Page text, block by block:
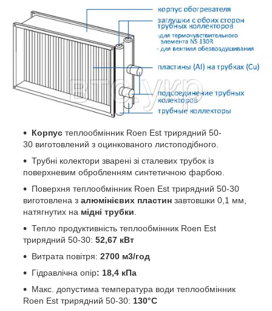
Корпус теплообмінник Roen Est трирядний 50-
30 виготовлений з оцинкованого листоподібного.
Трубні колектори зварені зі сталевих трубок із
поверхневим обробленням синтетичною фарбою.
Поверхня теплообмінник Roen Est трирядний 50-30
виготовлена з алюмінієвих пластин завтовшки 0,1 мм,
натягнутих на мідні трубки
Тепло продуктивність теплообмінник Roen Est
трирядний 50-30: 52,67 кВт
Витрата повітря: 2700 м3/год
Гідравлічна опір: 18,4 кПа
Макс. допустима температура води теплообмінник
Roen Est трирядний 50-30: 130°С